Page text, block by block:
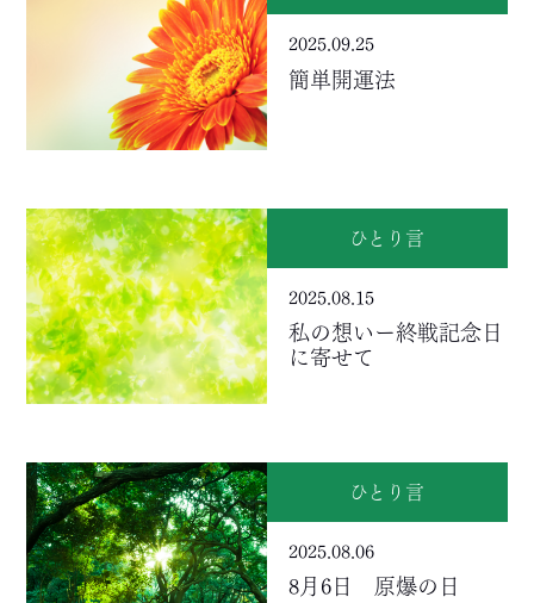
2025.09.25
簡単開運法
ひとり言
2025.08.15
私の想いー終戦記念日
に寄せて
ひとり言
2025.08.06
8月6日 原爆の日